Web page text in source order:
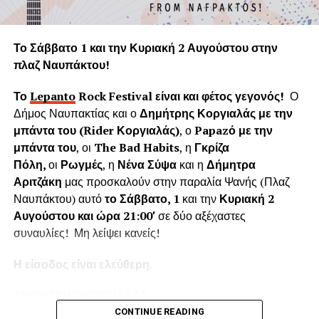
Η «Εφορεία Αρχαιοτήτων Αιτωλοακαρνανίας και
κόπηκαν δημιουργούσαν προβλήματα στο τείχος του
ενετικού κάστρου. Όμως τα δέντρα του κάστρου
προέρχονται από τις δεντροφυτεύσεις που έγιναν
νομίμως από το 1914 έως το 1939 (έγκριση από το
Υπουργείο Εσωτερικών και κατόπιν από το Υπουργείο
Γεωργίας υπό την γραμματεία του Ιωάννη Μπρικόλα) και
βρίσκονται σε απόσταση ασφαλείας από τα τείχη.
Συνεπώς πολλά από τα δέντρα έχουν ηλικία άνω των 100
ετών χωρίς να έχει αναφερθεί κάποιο πρόβλημα στη
στατικότητα των τειχών που να οφείλεται στην πλήρη
ανάπτυξη του ριζικού συστήματος. Το Δασαρχείο
Ναυπάκτου βεβαιώνει ότι δεν υπάρχει σχετική μελέτη ούτε
Επίσης εντός του κάστρου υπάρχει σύγχρονο σύστημα
Το Σάββατο 1 και την Κυριακή 2 Αυγούστου στην
πλαζ Ναυπάκτου!
ΤοLepantoRockFestivalείναι και φέτος γεγονός! Ο
Δήμος Ναυπακτίας και οΔημήτρης Κοργιαλάς με την
μπάντα του (RiderΚοργιαλάς), οPapazό με την
μπάντα του, οι The Bad Habits, η Γκρίζα
Πόλη,οι Ρωγμές, η Νένα Σύψακαι η Δήμητρα
Αριτζάκη μας προσκαλούν στην παραλία Ψανής (Πλαζ
Ναυπάκτου) αυτότο Σάββατο, 1 και τηνΚυριακή 2
Αυγούστου και ώρα 21:00′σε δύο αξέχαστες
συναυλίες! Μη λείψει κανείς!
Η είσοδος είναι ελεύθερη.
CONTINUE READING